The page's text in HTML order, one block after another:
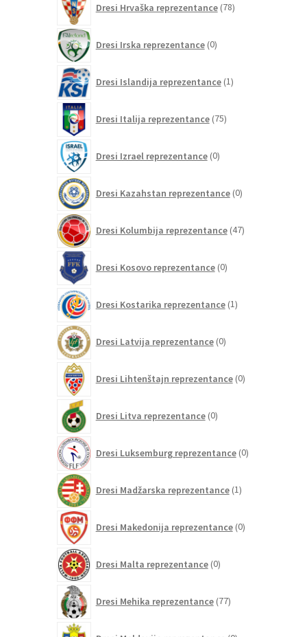
Dresi Hrvaška reprezentance 78izdelkov
Dresi Irska reprezentance 0izdelkov
Dresi Islandija reprezentance 1izdelek
Dresi Italija reprezentance 75izdelkov
Dresi Izrael reprezentance 0izdelkov
Dresi Kazahstan reprezentance 0izdelkov
Dresi Kolumbija reprezentance 47izdelkov
Dresi Kosovo reprezentance 0izdelkov
Dresi Kostarika reprezentance 1izdelek
Dresi Latvija reprezentance 0izdelkov
Dresi Lihtenštajn reprezentance 0izdelkov
Dresi Litva reprezentance 0izdelkov
Dresi Luksemburg reprezentance 0izdelkov
Dresi Madžarska reprezentance 1izdelek
Dresi Makedonija reprezentance 0izdelkov
Dresi Malta reprezentance 0izdelkov
Dresi Mehika reprezentance 77izdelkov